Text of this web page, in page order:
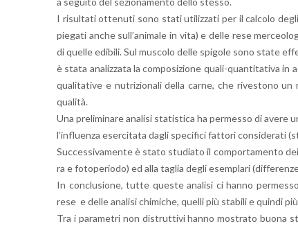
I ri­sul­ta­ti ot­te­nu­ti sono stati uti­liz­za­ti per il cal­co­lo
pie­ga­ti anche sul­l’a­ni­ma­le in vita) e delle rese
di quel­le edi­bi­li. Sul mu­sco­lo delle spi­go­le sono state
è stata ana­liz­za­ta la com­po­si­zio­ne qua­li-quan­ti­ta­ti­va
qua­li­ta­ti­ve e nu­tri­zio­na­li della carne, che ri­ve­sto­no un
qua­li­tà.
Una pre­li­mi­na­re ana­li­si sta­ti­sti­ca ha per­mes­so di avere
l’in­fluen­za eser­ci­ta­ta dagli spe­ci­fi­ci fat­to­ri con­si­de­ra­ti
Suc­ces­si­va­men­te è stato stu­dia­to il com­por­ta­men­to
ra e fo­to­pe­rio­do) ed alla ta­glia degli esem­pla­ri
In con­clu­sio­ne, tutte que­ste ana­li­si ci hanno
rese e delle ana­li­si chi­mi­che, quel­li più sta­bi­li e quin­di
Tra i pa­ra­me­tri non di­strut­ti­vi hanno mo­stra­to buona